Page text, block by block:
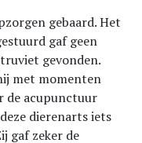
gebaard. Het
gaf geen
gevonden.
met momenten
de acupunctuur
dierenarts iets
gaf zeker de